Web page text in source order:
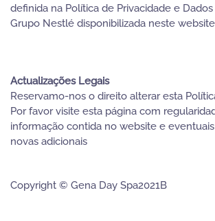
definida na Política de Privacidade e Dados
Grupo Nestlé disponibilizada neste
Actualizações Legais
Reservamo-nos o direito alterar esta
Por favor visite esta página com
informação contida no website e
novas adicionais
Copyright © Gena Day Spa2021B